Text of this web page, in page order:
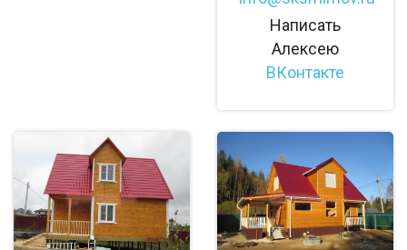
Написать
Алексею
ВКонтакте